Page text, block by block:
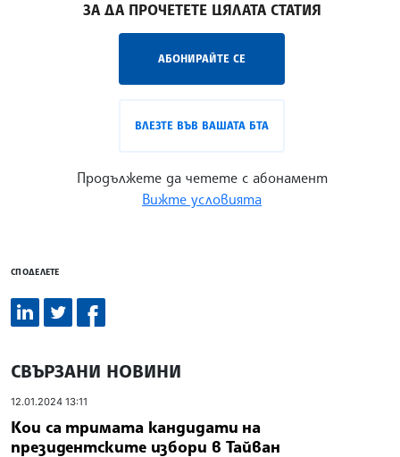
ЗА ДА ПРОЧЕТЕТЕ ЦЯЛАТА СТАТИЯ
АБОНИРАЙТЕ СЕ
ВЛЕЗТЕ ВЪВ ВАШАТА БТА
Продължете да четете с абонамент
Вижте условията
СПОДЕЛЕТЕ
СВЪРЗАНИ НОВИНИ
12.01.2024 13:11
Кои са тримата кандидати на
президентските избори в Тайван